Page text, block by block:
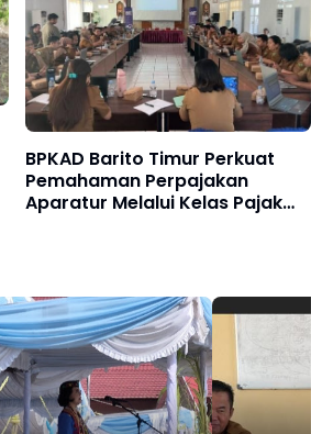
BPKAD Barito Timur Perkuat
Pemahaman Perpajakan
Aparatur Melalui Kelas Pajak